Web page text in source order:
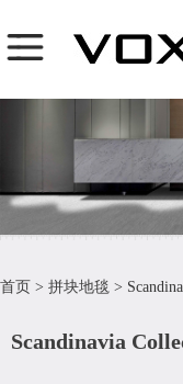
首页 > 拼块地毯 >
Scandinavia